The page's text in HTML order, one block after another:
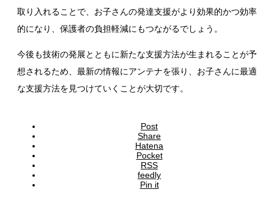
取り入れることで、お子さんの発達支援がより効果的かつ効率
的になり、保護者の負担軽減にもつながるでしょう。
今後も技術の発展とともに新たな支援方法が生まれることが予
想されるため、最新の情報にアンテナを張り、お子さんに最適
な支援方法を見つけていくことが大切です。
Post
Share
Hatena
Pocket
RSS
feedly
Pin it